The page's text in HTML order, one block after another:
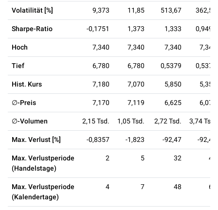
Volatilität [%] 9,373 11,85 513,67 362,55
Sharpe-Ratio -0,1751 1,373 1,333 0,9499
Hoch 7,340 7,340 7,340 7,340
Tief 6,780 6,780 0,5379 0,5379
Hist. Kurs 7,180 7,070 5,850 5,350
∅-Preis 7,170 7,119 6,625 6,074
∅-Volumen 2,15 Tsd. 1,05 Tsd. 2,72 Tsd. 3,74 Tsd.
Max. Verlust [%] -0,8357 -1,823 -92,47 -92,47
Max. Verlustperiode
(Handelstage)
2 5 32 45
Max. Verlustperiode
(Kalendertage)
4 7 48 63